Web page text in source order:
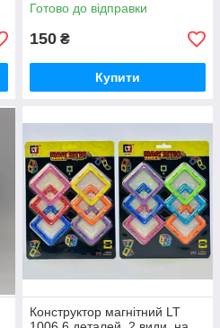
Готово до відправки
150 ₴
Купити
Конструктор магнітний LT